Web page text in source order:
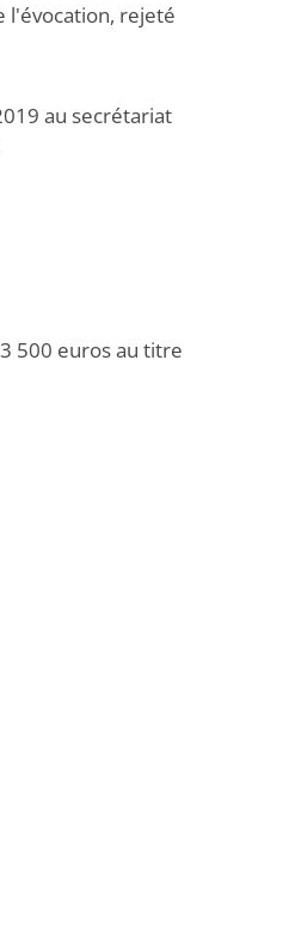
l'évocation, rejeté
au secrétariat
500 euros au titre